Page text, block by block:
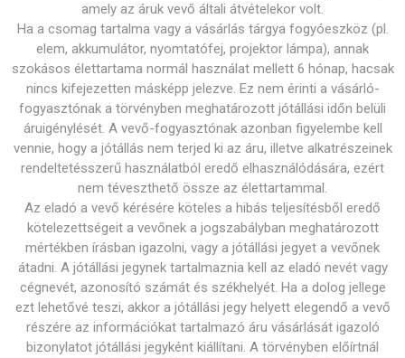
amely az áruk vevő általi átvételekor volt.
Ha a csomag tartalma vagy a vásárlás tárgya fogyóeszköz (pl.
elem, akkumulátor, nyomtatófej, projektor lámpa), annak
szokásos élettartama normál használat mellett 6 hónap, hacsak
nincs kifejezetten másképp jelezve. Ez nem érinti a vásárló-
fogyasztónak a törvényben meghatározott jótállási időn belüli
áruigénylését. A vevő-fogyasztónak azonban figyelembe kell
vennie, hogy a jótállás nem terjed ki az áru, illetve alkatrészeinek
rendeltetésszerű használatból eredő elhasználódására, ezért
nem téveszthető össze az élettartammal.
Az eladó a vevő kérésére köteles a hibás teljesítésből eredő
kötelezettségeit a vevőnek a jogszabályban meghatározott
mértékben írásban igazolni, vagy a jótállási jegyet a vevőnek
átadni. A jótállási jegynek tartalmaznia kell az eladó nevét vagy
cégnevét, azonosító számát és székhelyét. Ha a dolog jellege
ezt lehetővé teszi, akkor a jótállási jegy helyett elegendő a vevő
részére az információkat tartalmazó áru vásárlását igazoló
bizonylatot jótállási jegyként kiállítani. A törvényben előírtnál